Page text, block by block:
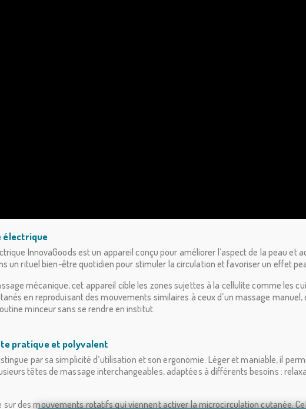
électrique
InnovaGoods est un appareil conçu pour améliorer l’aspect de la peau et
un rituel bien-être quotidien pour stimuler la circulation et favoriser un effet
mécanique, cet appareil cible les zones sujettes à la cellulite comme les
en reproduisant des mouvements similaires à ceux d’un massage
minceur sans se rendre en institut.
pratique et polyvalent
par sa simplicité d’utilisation et son ergonomie. Léger et maniable, il
têtes de massage interchangeables, adaptées à différents besoins :
des mouvements rotatifs qui viennent activer la microcirculation cutanée.